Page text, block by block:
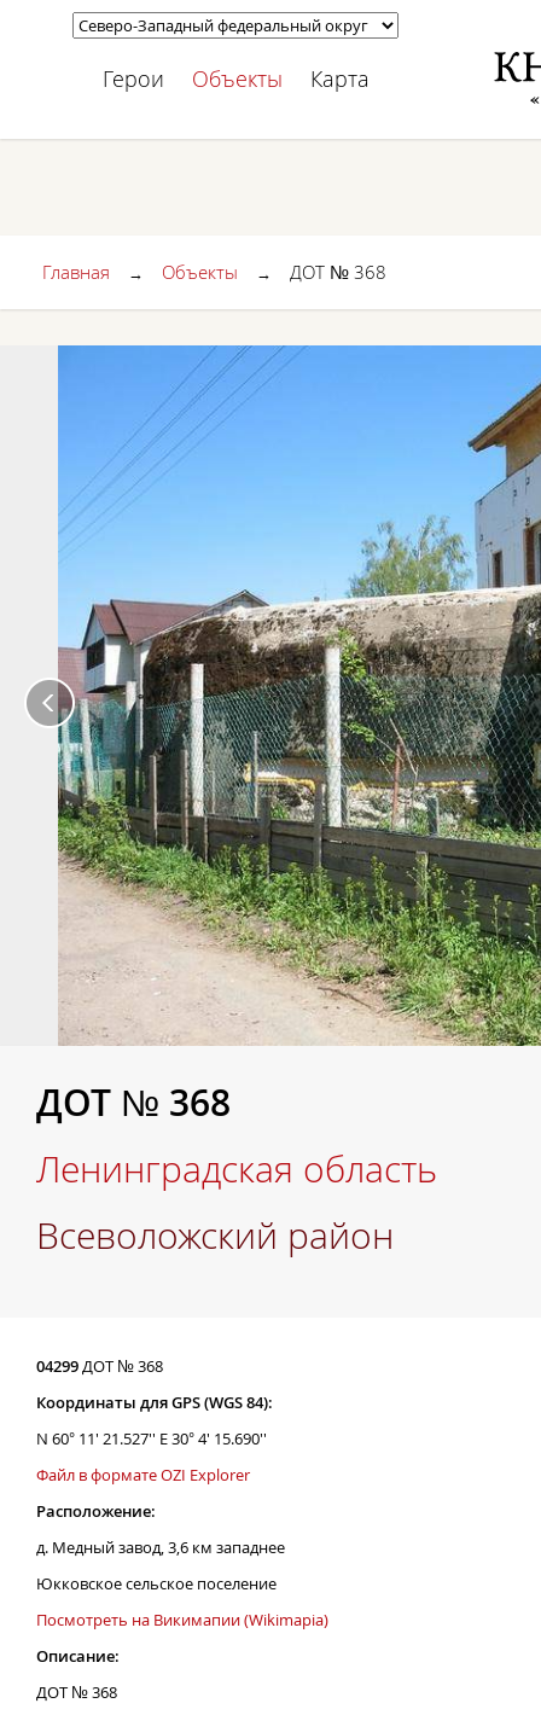
Герои Объекты Карта
Главная → Объекты → ДОТ № 368
ДОТ № 368
Ленинградская область
Всеволожский район
04299ДОТ № 368
Координаты для GPS (WGS 84):
N 60° 11' 21.527'' E 30° 4' 15.690''
Файл в формате OZI Explorer
Расположение:
д. Медный завод, 3,6 км западнее
Юкковское сельское поселение
Посмотреть на Викимапии (Wikimapia)
Описание:
ДОТ № 368